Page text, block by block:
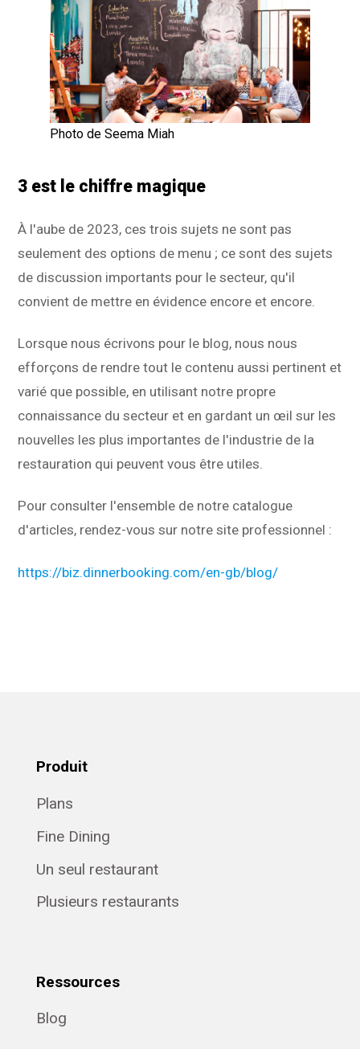
Photo de Seema Miah
3 est le chiffre magique
À l'aube de 2023, ces trois sujets ne sont pas
seulement des options de menu ; ce sont des sujets
de discussion importants pour le secteur, qu'il
convient de mettre en évidence encore et encore.
Lorsque nous écrivons pour le blog, nous nous
efforçons de rendre tout le contenu aussi pertinent et
varié que possible, en utilisant notre propre
connaissance du secteur et en gardant un œil sur les
nouvelles les plus importantes de l'industrie de la
restauration qui peuvent vous être utiles.
Pour consulter l'ensemble de notre catalogue
d'articles, rendez-vous sur notre site professionnel :
https://biz.dinnerbooking.com/en-gb/blog/
Produit
Plans
Fine Dining
Un seul restaurant
Plusieurs restaurants
Ressources
Blog